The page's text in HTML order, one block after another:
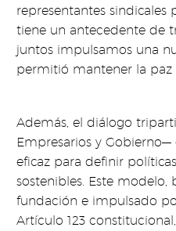
representantes sindicales
tiene un antecedente de
juntos impulsamos una
permitió mantener la paz
Además, el diálogo
Empresarios y
eficaz para definir
sostenibles. Este modelo,
fundación e impulsado
Artículo 123